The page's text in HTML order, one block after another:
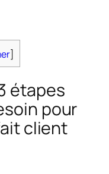
]
étapes
pour
client